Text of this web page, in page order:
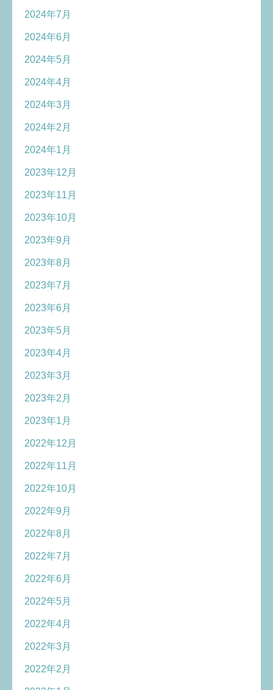
2024年7月
2024年6月
2024年5月
2024年4月
2024年3月
2024年2月
2024年1月
2023年12月
2023年11月
2023年10月
2023年9月
2023年8月
2023年7月
2023年6月
2023年5月
2023年4月
2023年3月
2023年2月
2023年1月
2022年12月
2022年11月
2022年10月
2022年9月
2022年8月
2022年7月
2022年6月
2022年5月
2022年4月
2022年3月
2022年2月